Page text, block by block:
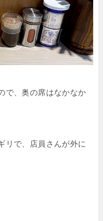
で、奥の席はなかなか
リで、店員さんが外に